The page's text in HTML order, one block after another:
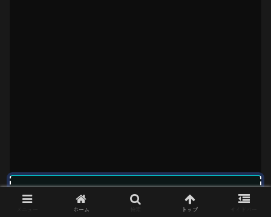
残留する記憶の総括
ホーム トップ